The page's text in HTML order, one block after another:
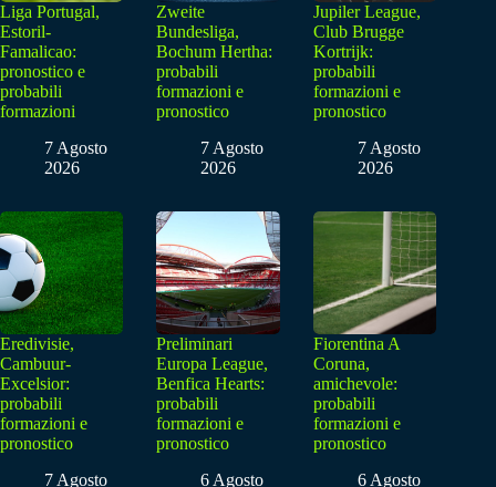
Liga Portugal,
Estoril-
Famalicao:
pronostico e
probabili
formazioni
7 Agosto
2026
Zweite
Bundesliga,
Bochum Hertha:
probabili
formazioni e
pronostico
7 Agosto
2026
Jupiler League,
Club Brugge
Kortrijk:
probabili
formazioni e
pronostico
7 Agosto
2026
Eredivisie,
Cambuur-
Excelsior:
probabili
formazioni e
pronostico
7 Agosto
Preliminari
Europa League,
Benfica Hearts:
probabili
formazioni e
pronostico
6 Agosto
Fiorentina A
Coruna,
amichevole:
probabili
formazioni e
pronostico
6 Agosto